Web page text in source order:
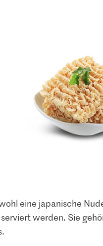
eine japanische
werden. Sie